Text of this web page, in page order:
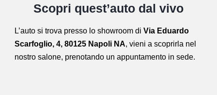
Scopri quest’auto dal vivo
L’auto si trova presso lo showroom di Via Eduardo
Scarfoglio, 4, 80125 Napoli NA, vieni a scoprirla nel
nostro salone, prenotando un appuntamento in sede.